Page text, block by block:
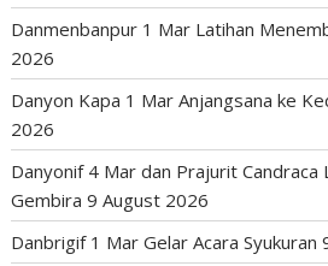
Danmenbanpur 1 Mar Latihan
2026
Danyon Kapa 1 Mar Anjangsana ke
2026
Danyonif 4 Mar dan Prajurit Candraca
Gembira 9 August 2026
Danbrigif 1 Mar Gelar Acara Syukuran